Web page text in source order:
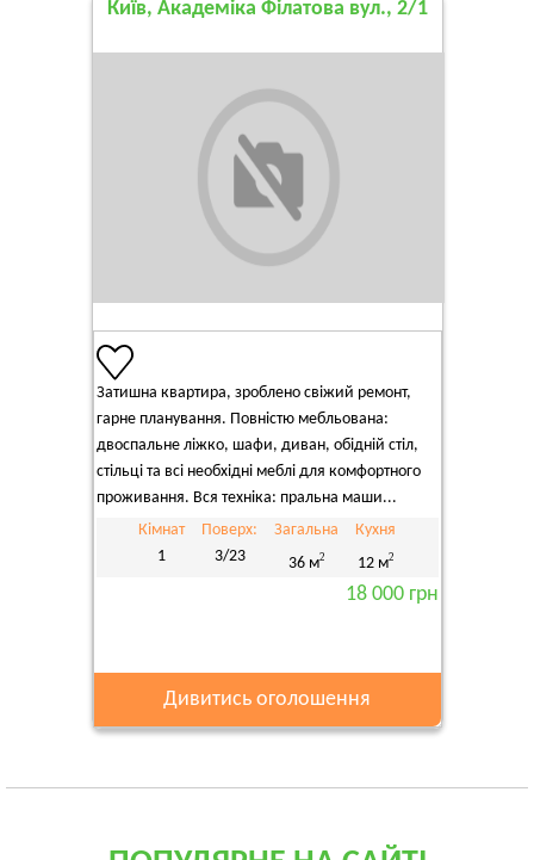
Київ, Академіка Філатова вул., 2/1
Затишна квартира, зроблено свіжий ремонт,
гарне планування. Повністю мебльована:
двоспальне ліжко, шафи, диван, обідній стіл,
стільці та всі необхідні меблі для комфортного
проживання. Вся техніка: пральна маши...
Кімнат
1
Поверх:
3/23
Загальна
36 м2
Кухня
12 м2
18 000 грн
Дивитись оголошення